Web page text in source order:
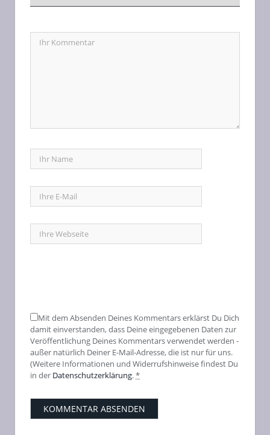
Mit dem Absenden Deines Kommentars erklärst Du Dich
damit einverstanden, dass Deine eingegebenen Daten zur
Veröffentlichung Deines Kommentars verwendet werden -
außer natürlich Deiner E-Mail-Adresse, die ist nur für uns.
(Weitere Informationen und Widerrufshinweise findest Du
in der Datenschutzerklärung.*